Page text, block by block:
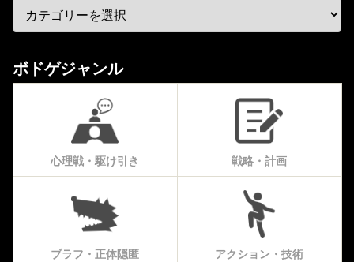
ボドゲジャンル
心理戦・駆け引き 戦略・計画
ブラフ・正体隠匿 アクション・技術